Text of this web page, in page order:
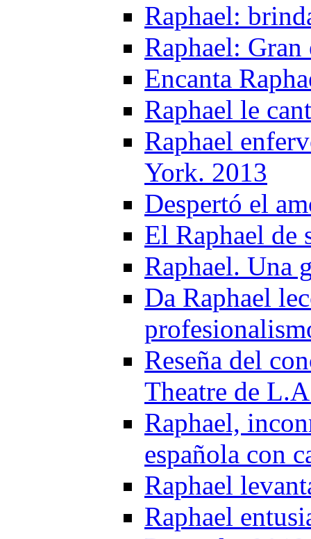
Raphael:
Raphael:
Encanta
Raphael le
Raphael
York. 2013
Despertó el
El Raphael de
Raphael. Una
Da Raphael
Reseña del
Theatre de
Raphael,
española con
Raphael
Raphael